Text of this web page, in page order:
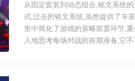
从固定套装到动态组合,铭文系统
式,过去的铭文系统,虽然提供了丰
形中简化了游戏的策略前置环节,
入地思考每场对战的前期准备,它